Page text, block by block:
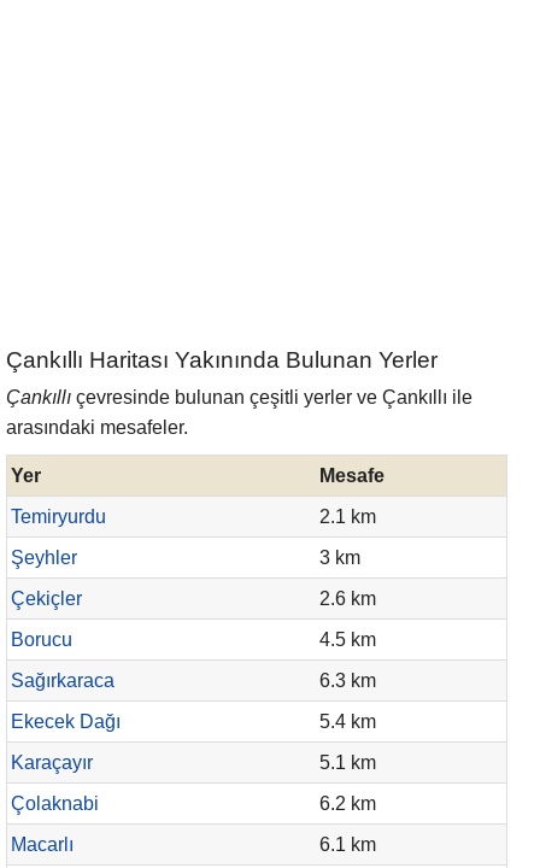
Çankıllı Haritası Yakınında Bulunan Yerler
Çankıllı çevresinde bulunan çeşitli yerler ve Çankıllı ile
arasındaki mesafeler.
Yer
Mesafe
Temiryurdu
2.1 km
Şeyhler
3 km
Çekiçler
2.6 km
Borucu
4.5 km
Sağırkaraca
6.3 km
Ekecek Dağı
5.4 km
Karaçayır
5.1 km
Çolaknabi
6.2 km
Macarlı
6.1 km